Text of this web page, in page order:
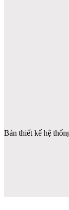
Bản thiết kế hệ